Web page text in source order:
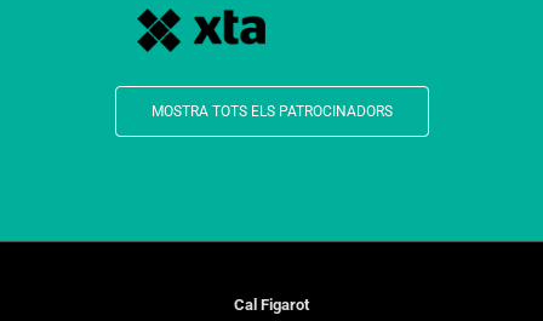
MOSTRA TOTS ELS PATROCINADORS
Cal Figarot